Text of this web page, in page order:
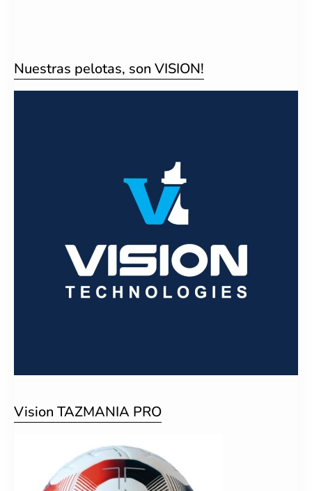
Nuestras pelotas, son VISION!
Vision TAZMANIA PRO